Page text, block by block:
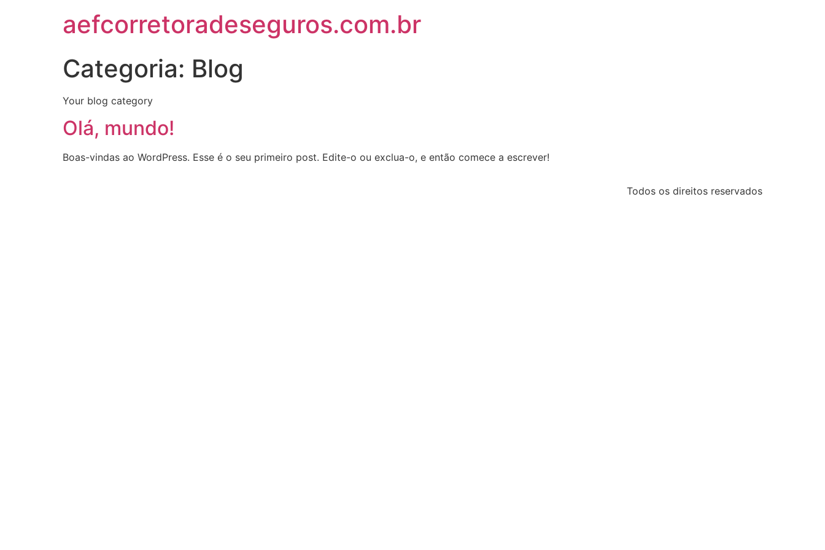
aefcorretoradeseguros.com.br
Categoria: Blog
Your blog category
Olá, mundo!
Boas-vindas ao WordPress. Esse é o seu primeiro post. Edite-o ou exclua-o, e então comece a escrever!
Todos os direitos reservados